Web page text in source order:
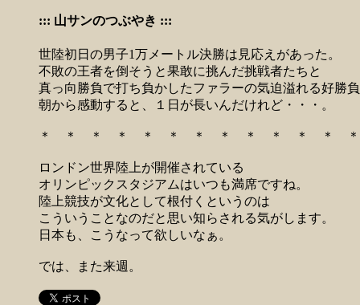
::: 山サンのつぶやき :::
世陸初日の男子1万メートル決勝は見応えがあった。
不敗の王者を倒そうと果敢に挑んだ挑戦者たちと
真っ向勝負で打ち負かしたファラーの気迫溢れる好勝負
朝から感動すると、１日が長いんだけれど・・・。
＊ ＊ ＊ ＊ ＊ ＊ ＊ ＊ ＊ ＊ ＊ ＊
ロンドン世界陸上が開催されている
オリンピックスタジアムはいつも満席ですね。
陸上競技が文化として根付くというのは
こういうことなのだと思い知らされる気がします。
日本も、こうなって欲しいなぁ。
では、また来週。